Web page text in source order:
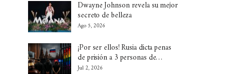
Dwayne Johnson revela su mejor
secreto de belleza
Ago 5, 2026
¡Por ser ellos! Rusia dicta penas
de prisión a 3 personas de…
Jul 2, 2026